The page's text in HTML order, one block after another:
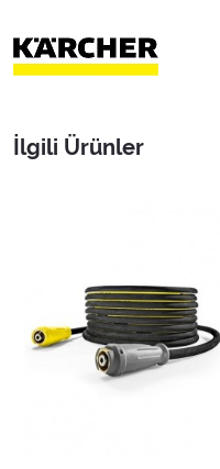
İlgili Ürünler